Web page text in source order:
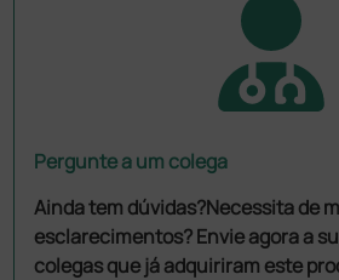
Pergunte a um colega
Ainda tem dúvidas?Necessita de
esclarecimentos? Envie agora a
colegas que já adquiriram este